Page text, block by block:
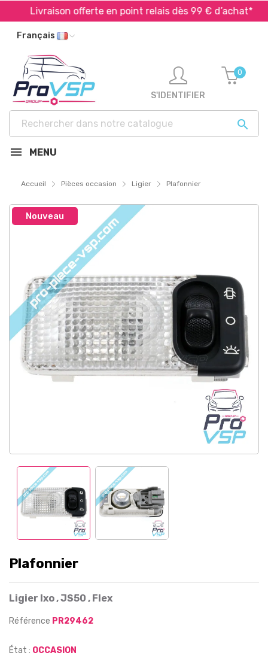
Livraison offerte en point relais dès 99 € d’achat*
Français

S'IDENTIFIER
0
MENU
Accueil Pièces occasion Ligier Plafonnier
Nouveau
Plafonnier
Ligier Ixo , JS50 , Flex
Référence PR29462
État : OCCASION